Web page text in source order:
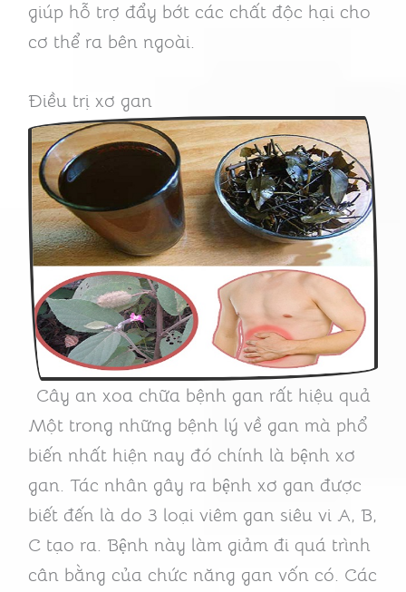
giúp hỗ trợ đẩy bớt các chất độc hại cho
cơ thể ra bên ngoài.
Điều trị xơ gan
Cây an xoa chữa bệnh gan rất hiệu quả
Một trong những bệnh lý về gan mà phổ
biến nhất hiện nay đó chính là bệnh xơ
gan. Tác nhân gây ra bệnh xơ gan được
biết đến là do 3 loại viêm gan siêu vi A, B,
C tạo ra. Bệnh này làm giảm đi quá trình
cân bằng của chức năng gan vốn có. Các